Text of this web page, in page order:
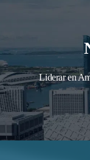
Liderar en